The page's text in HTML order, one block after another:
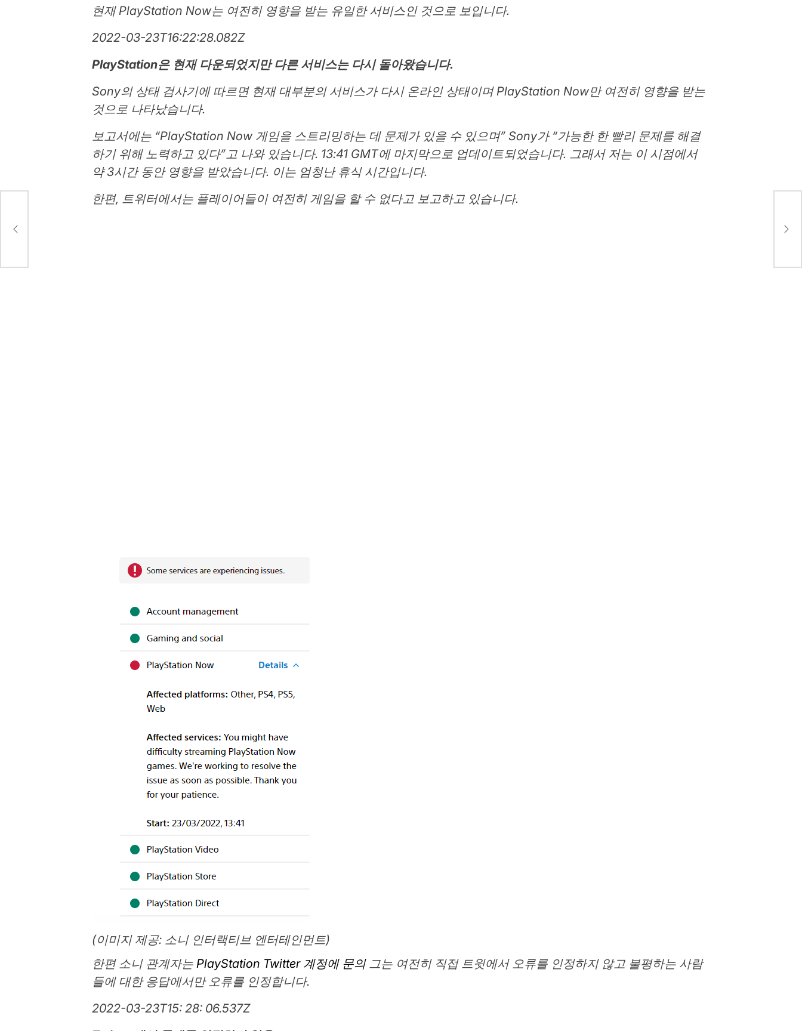
현재 PlayStation Now는 여전히 영향을 받는 유일한 서비스인 것으로 보입니다.
2022-03-23T16:22:28.082Z
PlayStation은 현재 다운되었지만 다른 서비스는 다시 돌아왔습니다.
Sony의 상태 검사기에 따르면 현재 대부분의 서비스가 다시 온라인 상태이며 PlayStation Now만 여전히 영향을 받는
것으로 나타났습니다.
보고서에는 “PlayStation Now 게임을 스트리밍하는 데 문제가 있을 수 있으며” Sony가 “가능한 한 빨리 문제를 해결
하기 위해 노력하고 있다”고 나와 있습니다. 13:41 GMT에 마지막으로 업데이트되었습니다. 그래서 저는 이 시점에서
약 3시간 동안 영향을 받았습니다. 이는 엄청난 휴식 시간입니다.
한편, 트위터에서는 플레이어들이 여전히 게임을 할 수 없다고 보고하고 있습니다.
(이미지 제공: 소니 인터랙티브 엔터테인먼트)
한편 소니 관계자는PlayStation Twitter 계정에 문의그는 여전히 직접 트윗에서 오류를 인정하지 않고 불평하는 사람
들에 대한 응답에서만 오류를 인정합니다.
2022-03-23T15: 28: 06.537Z
지